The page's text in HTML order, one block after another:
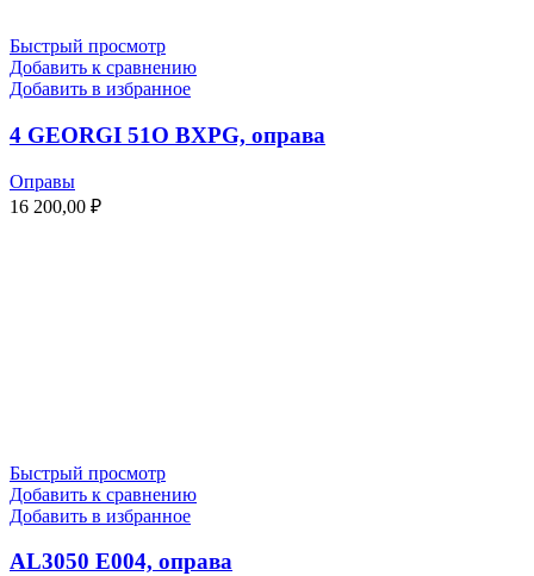
Быстрый просмотр
Добавить к сравнению
Добавить в избранное
4 GEORGI 51O BXPG, оправа
Оправы
16 200,00 ₽
Быстрый просмотр
Добавить к сравнению
Добавить в избранное
AL3050 E004, оправа